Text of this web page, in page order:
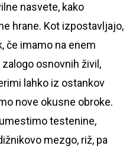
nasvete, kako
hrane. Kot izpostavljajo,
če imamo na enem
osnovnih živil,
lahko iz ostankov
nove okusne obroke.
testenine,
mezgo, riž, pa